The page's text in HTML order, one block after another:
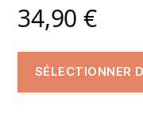
34,90 €
SÉLECTIONNER